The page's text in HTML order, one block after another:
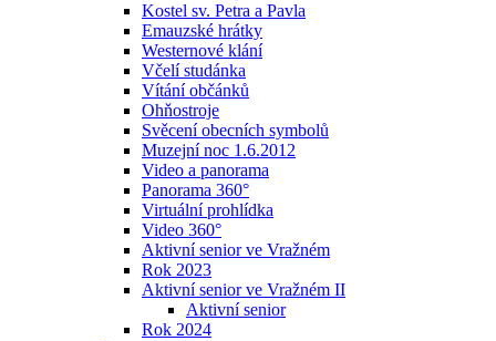
Kostel sv. Petra a Pavla
Emauzské hrátky
Westernové klání
Včelí studánka
Vítání občánků
Ohňostroje
Svěcení obecních symbolů
Muzejní noc 1.6.2012
Video a panorama
Panorama 360°
Virtuální prohlídka
Video 360°
Aktivní senior ve Vražném
Rok 2023
Aktivní senior ve Vražném II
Aktivní senior
Rok 2024